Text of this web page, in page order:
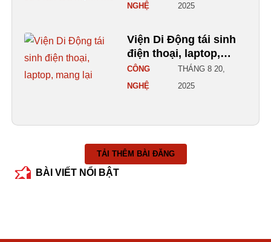
NGHỆ
2025
Viện Di Động tái sinh
điện thoại, laptop,
mang lại vòng đời mới
cho rác điện tử
CÔNG
NGHỆ
THÁNG 8 20,
2025
TẢI THÊM BÀI ĐĂNG
BÀI VIẾT NỔI BẬT